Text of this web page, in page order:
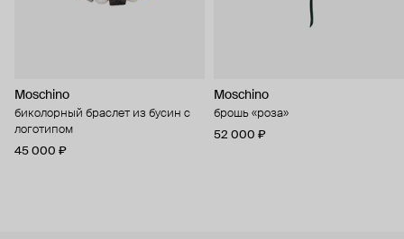
Moschino
биколорный браслет из бусин с
логотипом
45 000 ₽
Moschino
брошь «роза»
52 000 ₽